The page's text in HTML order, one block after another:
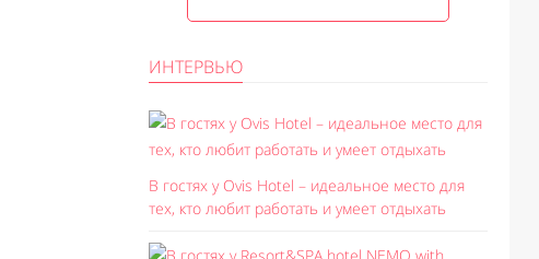
ИНТЕРВЬЮ
В гостях у Ovis Hotel – идеальное место для
тех, кто любит работать и умеет отдыхать